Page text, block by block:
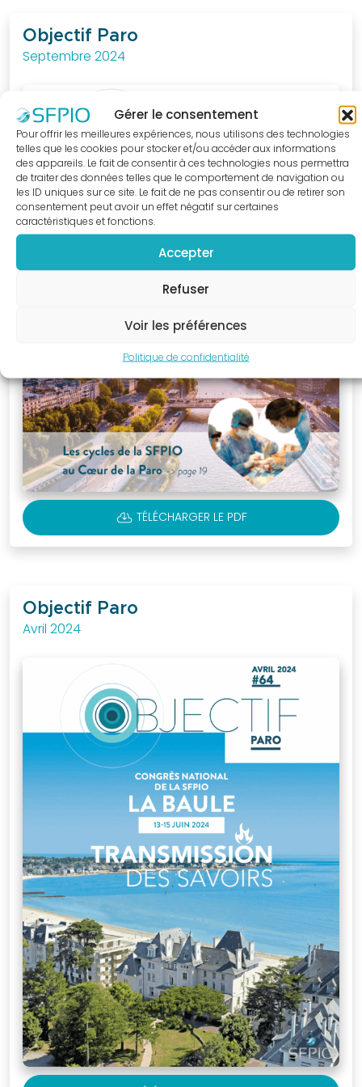
Gérer le consentement
Pour offrir les meilleures expériences, nous utilisons des technologies
telles que les cookies pour stocker et/ou accéder aux informations
des appareils. Le fait de consentir à ces technologies nous permettra
de traiter des données telles que le comportement de navigation ou
les ID uniques sur ce site. Le fait de ne pas consentir ou de retirer son
consentement peut avoir un effet négatif sur certaines
caractéristiques et fonctions.
Accepter
Refuser
Voir les préférences
Politique de confidentialité
Objectif Paro
Septembre 2024
CLOUD_DOWNLOAD TÉLÉCHARGER LE PDF
Objectif Paro
Avril 2024
quotidien.
BOUTIQUE